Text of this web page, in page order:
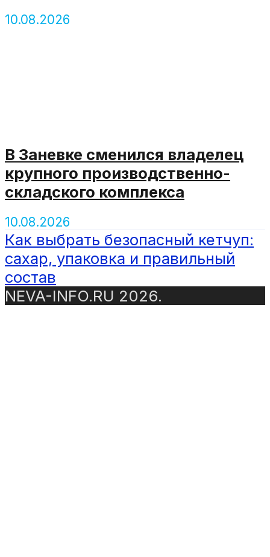
10.08.2026
В Заневке сменился владелец
крупного производственно-
складского комплекса
10.08.2026
Как выбрать безопасный кетчуп:
сахар, упаковка и правильный
состав
NEVA-INFO.RU 2026.